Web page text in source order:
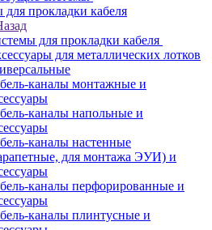
прокладки кабеля
для прокладки кабеля
для металлических лотков
каналы монтажные и
каналы напольные и
каналы настенные
для монтажа ЭУИ) и
каналы перфорированные и
каналы плинтусные и